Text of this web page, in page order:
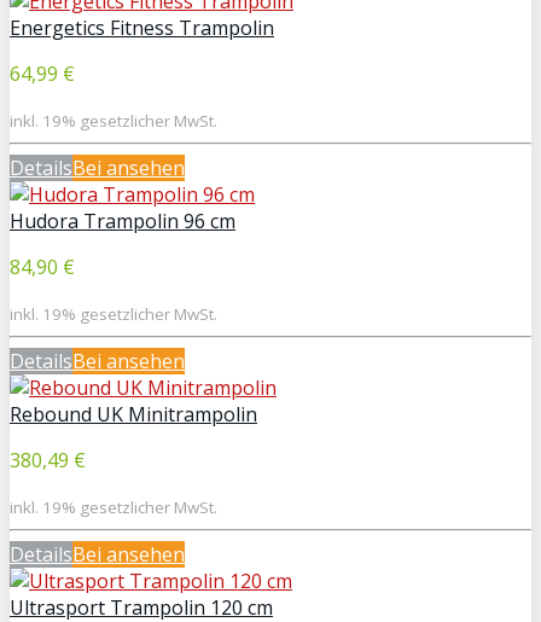
Energetics Fitness Trampolin
64,99 €
inkl. 19% gesetzlicher MwSt.
DetailsBei ansehen
Hudora Trampolin 96 cm
84,90 €
inkl. 19% gesetzlicher MwSt.
DetailsBei ansehen
Rebound UK Minitrampolin
380,49 €
inkl. 19% gesetzlicher MwSt.
DetailsBei ansehen
Ultrasport Trampolin 120 cm